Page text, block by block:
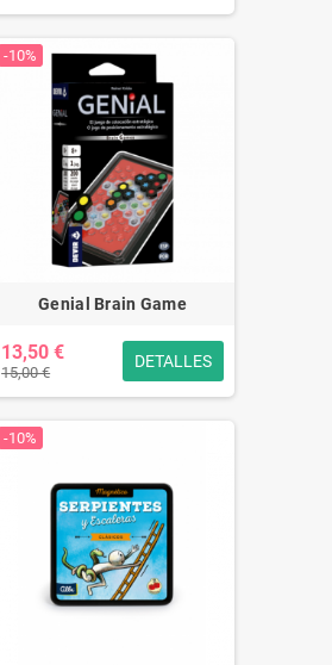
-10%
Genial Brain Game
13,50 €
15,00 €
DETALLES
-10%